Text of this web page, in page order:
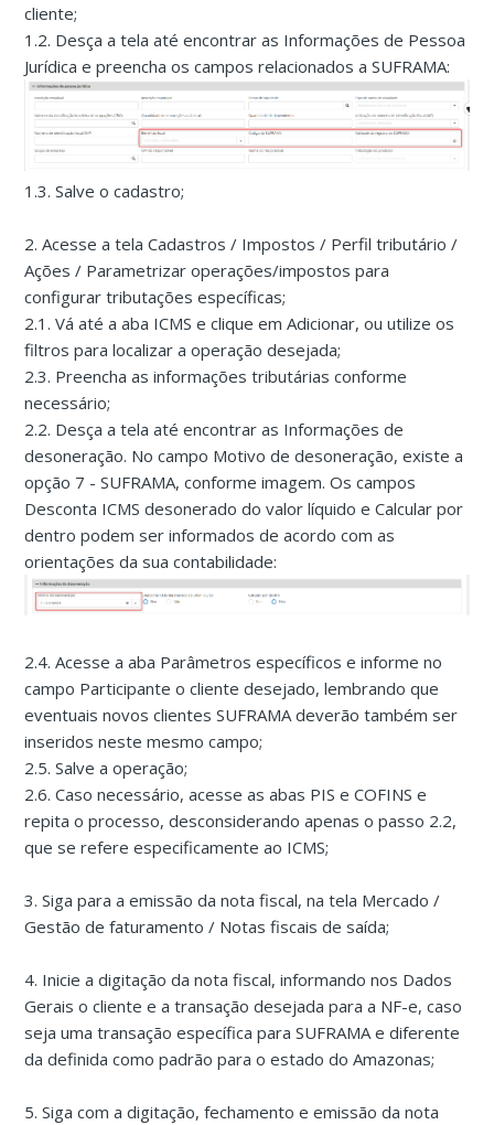
cliente;
1.2. Desça a tela até encontrar as Informações de Pessoa
Jurídica e preencha os campos relacionados a SUFRAMA:
1.3. Salve o cadastro;
2. Acesse a tela Cadastros / Impostos / Perfil tributário /
Ações / Parametrizar operações/impostos para
configurar tributações específicas;
2.1. Vá até a aba ICMS e clique em Adicionar, ou utilize os
filtros para localizar a operação desejada;
2.3. Preencha as informações tributárias conforme
necessário;
2.2. Desça a tela até encontrar as Informações de
desoneração. No campo Motivo de desoneração, existe a
opção 7 - SUFRAMA, conforme imagem. Os campos
Desconta ICMS desonerado do valor líquido e Calcular por
dentro podem ser informados de acordo com as
orientações da sua contabilidade:
2.4. Acesse a aba Parâmetros específicos e informe no
campo Participante o cliente desejado, lembrando que
eventuais novos clientes SUFRAMA deverão também ser
inseridos neste mesmo campo;
2.5. Salve a operação;
2.6. Caso necessário, acesse as abas PIS e COFINS e
repita o processo, desconsiderando apenas o passo 2.2,
que se refere especificamente ao ICMS;
3. Siga para a emissão da nota fiscal, na tela Mercado /
Gestão de faturamento / Notas fiscais de saída;
4. Inicie a digitação da nota fiscal, informando nos Dados
Gerais o cliente e a transação desejada para a NF-e, caso
seja uma transação específica para SUFRAMA e diferente
da definida como padrão para o estado do Amazonas;
5. Siga com a digitação, fechamento e emissão da nota